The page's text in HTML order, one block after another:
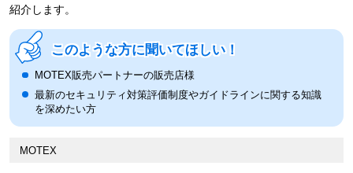
紹介します。
このような方に聞いてほしい！
MOTEX販売パートナーの販売店様
最新のセキュリティ対策評価制度やガイドラインに関する知識
を深めたい方
MOTEX